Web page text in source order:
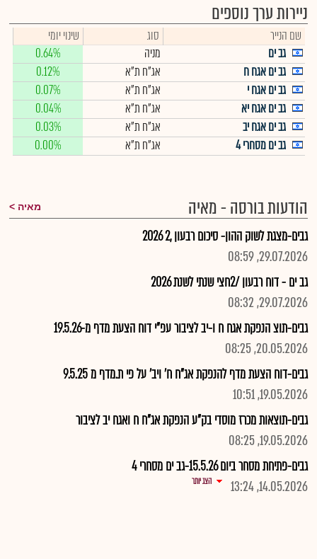
ניירות ערך נוספים
שם הנייר סוג
שינוי יומי
גב ים
מניה
0.64%
גב ים אגח ח
אג"ח ת"א
0.12%
גב ים אגח י
אג"ח ת"א
0.07%
גב ים אגח יא
אג"ח ת"א
0.04%
גב ים אגח יב
אג"ח ת"א
0.03%
גב ים מסחרי 4
אג"ח ת"א 0.00%
הודעות בורסה - מאיה מאיה
גבים-מצגת לשוק ההון- סיכום רבעון ,2 2026
29.07.2026, 08:59
גב ים - דוח רבעון /2חצי שנתי לשנת 2026
29.07.2026, 08:32
גבים-תוצ הנפקת אגח ח ו-יב לציבור עפ"י דוח הצעת מדף מ-19.5.26
20.05.2026, 08:25
גבים-דוח הצעת מדף להנפקת אג"ח ח' ויב' על פי ת.מדף מ 9.5.25
19.05.2026, 10:51
גבים-תוצאות מכרז מוסדי בק"ע הנפקת אג"ח ח ואגח יב לציבור
19.05.2026, 08:25
גבים-פתיחת מסחר ביום 15.5.26-גב ים מסחרי 4
14.05.2026, 13:24
הצג יותר